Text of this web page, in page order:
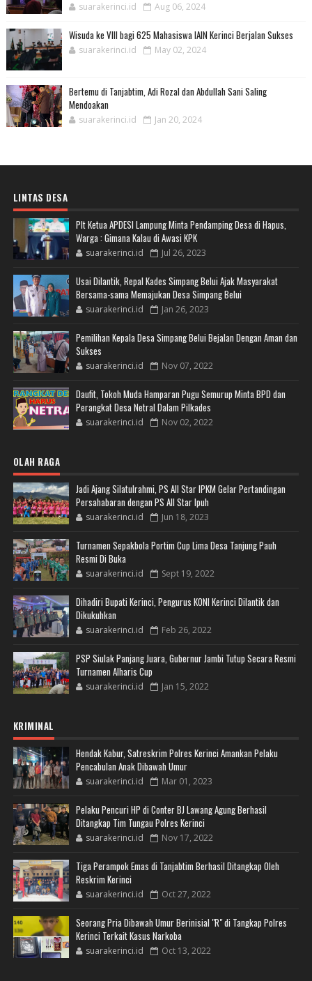
suarakerinci.id Aug 06, 2024
Wisuda ke VIII bagi 625 Mahasiswa IAIN Kerinci Berjalan Sukses
suarakerinci.id May 02, 2024
Bertemu di Tanjabtim, Adi Rozal dan Abdullah Sani Saling
Mendoakan
suarakerinci.id Jan 20, 2024
LINTAS DESA
Plt Ketua APDESI Lampung Minta Pendamping Desa di Hapus,
Warga : Gimana Kalau di Awasi KPK
suarakerinci.id Jul 26, 2023
Usai Dilantik, Repal Kades Simpang Belui Ajak Masyarakat
Bersama-sama Memajukan Desa Simpang Belui
suarakerinci.id Jan 26, 2023
Pemilihan Kepala Desa Simpang Belui Bejalan Dengan Aman dan
Sukses
suarakerinci.id Nov 07, 2022
Daufit, Tokoh Muda Hamparan Pugu Semurup Minta BPD dan
Perangkat Desa Netral Dalam Pilkades
suarakerinci.id Nov 02, 2022
OLAH RAGA
Jadi Ajang Silatulrahmi, PS All Star IPKM Gelar Pertandingan
Persahabaran dengan PS All Star Ipuh
suarakerinci.id Jun 18, 2023
Turnamen Sepakbola Portim Cup Lima Desa Tanjung Pauh
Resmi Di Buka
suarakerinci.id Sept 19, 2022
Dihadiri Bupati Kerinci, Pengurus KONI Kerinci Dilantik dan
Dikukuhkan
suarakerinci.id Feb 26, 2022
PSP Siulak Panjang Juara, Gubernur Jambi Tutup Secara Resmi
Turnamen Alharis Cup
suarakerinci.id Jan 15, 2022
KRIMINAL
Hendak Kabur, Satreskrim Polres Kerinci Amankan Pelaku
Pencabulan Anak Dibawah Umur
suarakerinci.id Mar 01, 2023
Pelaku Pencuri HP di Conter BJ Lawang Agung Berhasil
Ditangkap Tim Tungau Polres Kerinci
suarakerinci.id Nov 17, 2022
Tiga Perampok Emas di Tanjabtim Berhasil Ditangkap Oleh
Reskrim Kerinci
suarakerinci.id Oct 27, 2022
Seorang Pria Dibawah Umur Berinisial "R" di Tangkap Polres
Kerinci Terkait Kasus Narkoba
suarakerinci.id Oct 13, 2022